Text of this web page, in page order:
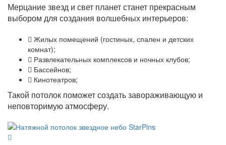
Мерцание звезд и свет планет станет прекрасным
выбором для создания волшебных интерьеров:
Жилых помещений (гостиных, спален и детских
комнат);
Развлекательных комплексов и ночных клубов;
Бассейнов;
Кинотеатров;
Такой потолок поможет создать завораживающую и
неповторимую атмосферу.